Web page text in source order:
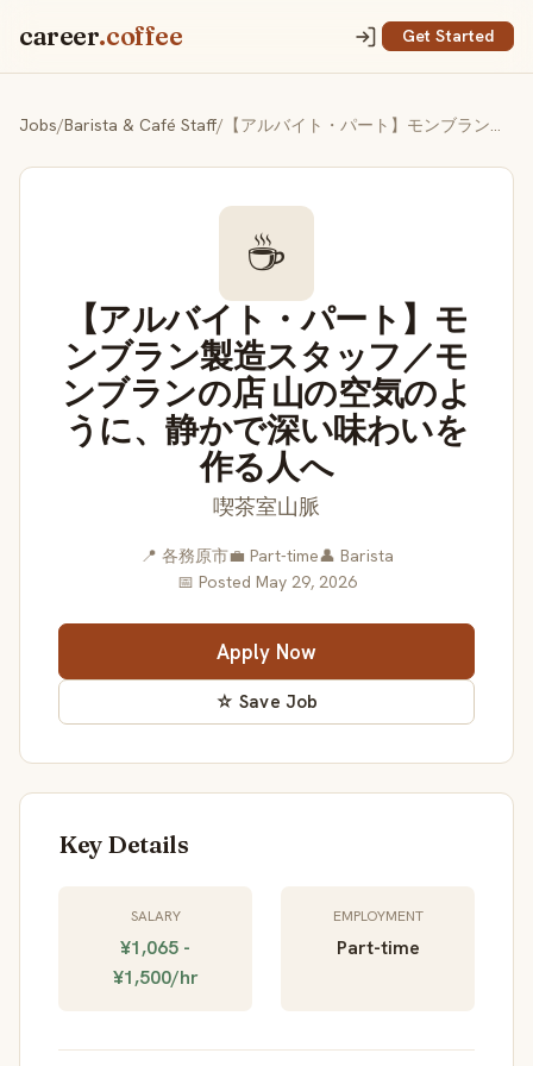
career.coffee Get Started
Jobs/Barista & Café Staff/ 【アルバイト・パート】モンブラン製造スタッフ／モンブランの店 山の空気のように、静かで深い味わいを作る人へ
☕
【アルバイト・パート】モ
ンブラン製造スタッフ／モ
ンブランの店 山の空気のよ
うに、静かで深い味わいを
作る人へ
喫茶室山脈
📍 各務原市💼 Part-time👤 Barista
📅 Posted May 29, 2026
Apply Now
☆ Save Job
Key Details
SALARY
¥1,065 -
¥1,500/hr
EMPLOYMENT
Part-time